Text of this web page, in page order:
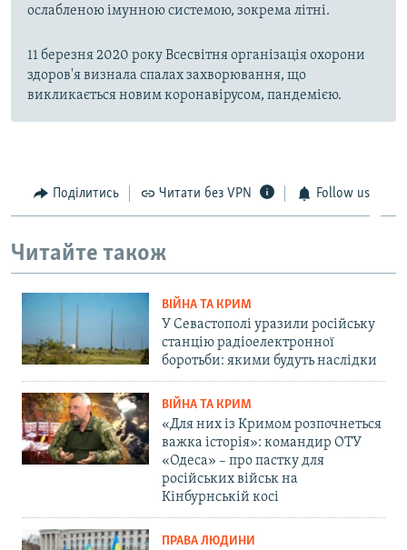
ослабленою імунною системою, зокрема літні.
11 березня 2020 року Всесвітня організація охорони
здоров'я визнала спалах захворювання, що
викликається новим коронавірусом, пандемією.
Поділитись Читати без VPN Follow us
Читайте також
ВІЙНА ТА КРИМ
У Севастополі уразили російську
станцію радіоелектронної
боротьби: якими будуть наслідки
ВІЙНА ТА КРИМ
«Для них із Кримом розпочнеться
важка історія»: командир ОТУ
«Одеса» – про пастку для
російських військ на
Кінбурнській косі
ПРАВА ЛЮДИНИ